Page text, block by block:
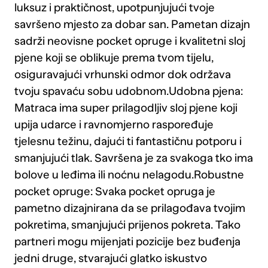
luksuz i praktičnost, upotpunjujući tvoje
savršeno mjesto za dobar san. Pametan dizajn
sadrži neovisne pocket opruge i kvalitetni sloj
pjene koji se oblikuje prema tvom tijelu,
osiguravajući vrhunski odmor dok održava
tvoju spavaću sobu udobnom.Udobna pjena:
Matraca ima super prilagodljiv sloj pjene koji
upija udarce i ravnomjerno raspoređuje
tjelesnu težinu, dajući ti fantastičnu potporu i
smanjujući tlak. Savršena je za svakoga tko ima
bolove u leđima ili noćnu nelagodu.Robustne
pocket opruge: Svaka pocket opruga je
pametno dizajnirana da se prilagođava tvojim
pokretima, smanjujući prijenos pokreta. Tako
partneri mogu mijenjati pozicije bez buđenja
jedni druge, stvarajući glatko iskustvo